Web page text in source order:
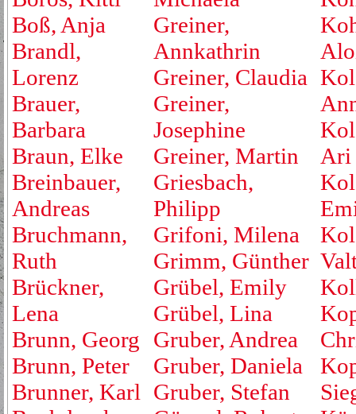
Boß, Anja
Brandl,
Lorenz
Brauer,
Barbara
Braun, Elke
Breinbauer,
Andreas
Bruchmann,
Ruth
Brückner,
Lena
Brunn, Georg
Brunn, Peter
Brunner, Karl
Greiner,
Annkathrin
Greiner, Claudia
Greiner,
Josephine
Greiner, Martin
Griesbach,
Philipp
Grifoni, Milena
Grimm, Günther
Grübel, Emily
Grübel, Lina
Gruber, Andrea
Gruber, Daniela
Gruber, Stefan
Ari